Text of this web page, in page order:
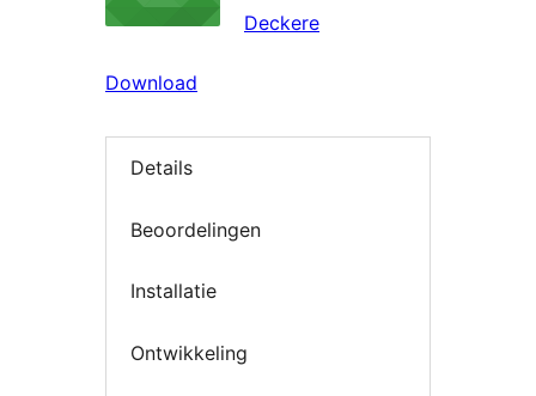
Deckere
Download
Details
Beoordelingen
Installatie
Ontwikkeling